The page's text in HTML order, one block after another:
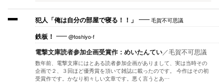
犯人「俺は自分の部屋で寝る！！」 毛賀不可思議
鉄板！ @toshiyo-f
電撃文庫読者参加企画受賞作：めいたんてい／毛賀不可思議
数年前、電撃文庫にはとある読者参加企画がありまして、実は当時その
企画で２、３回ほど優秀賞を頂いて雑誌に載ったのです。 今作はその初
受賞作です。かなり初々しい文章です。悪く言うとあ…